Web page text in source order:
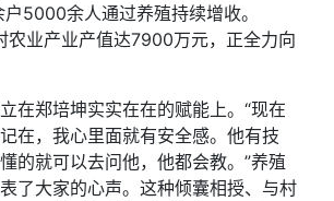
5000余人通过养殖持续增收。
农业产业产值达7900万元，正全力向
在郑培坤实实在在的赋能上。“现在
在，我心里面就有安全感。他有技
的就可以去问他，他都会教。”养殖
了大家的心声。这种倾囊相授、与村